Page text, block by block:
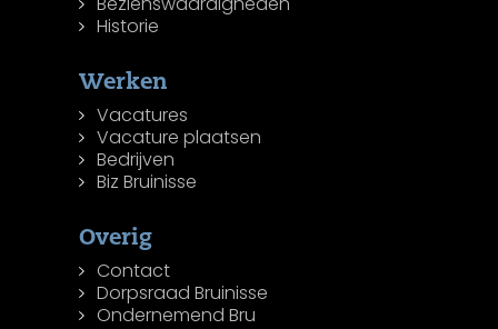
Historie
Werken
Vacatures
Vacature plaatsen
Bedrijven
Biz Bruinisse
Overig
Contact
Dorpsraad Bruinisse
Ondernemend Bru